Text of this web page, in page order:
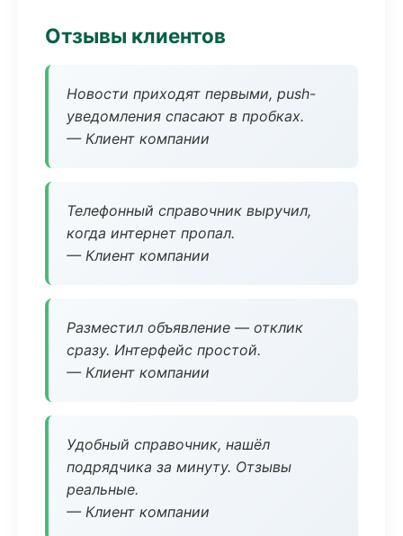
Отзывы клиентов
Новости приходят первыми, push-
уведомления спасают в пробках.
— Клиент компании
Телефонный справочник выручил,
когда интернет пропал.
— Клиент компании
Разместил объявление — отклик
сразу. Интерфейс простой.
— Клиент компании
Удобный справочник, нашёл
подрядчика за минуту. Отзывы
реальные.
— Клиент компании